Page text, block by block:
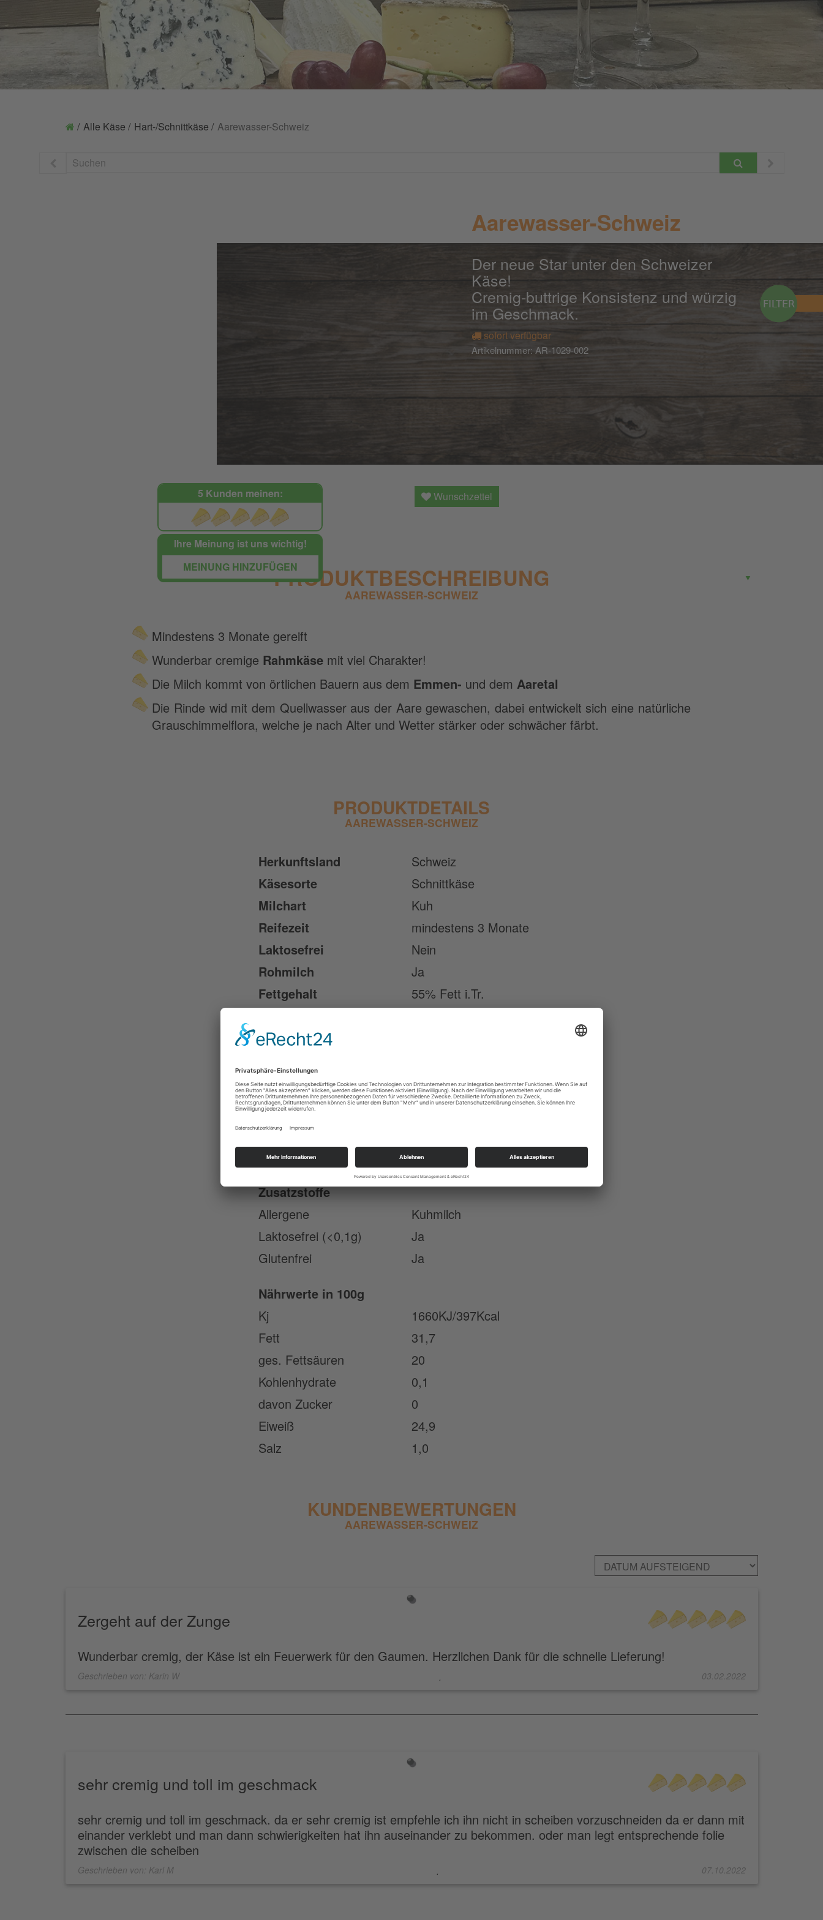
Alle Käse Hart-/Schnittkäse Aarewasser-Schweiz
Aarewasser-Schweiz
Der neue Star unter den Schweizer
Käse!
Cremig-buttrige Konsistenz und würzig
im Geschmack.
sofort verfügbar
Artikelnummer:AR-1029-002
5 Kunden meinen:
Ihre Meinung ist uns wichtig!
MEINUNG HINZUFÜGEN
Wunschzettel
PRODUKTBESCHREIBUNG ▼
AAREWASSER-SCHWEIZ
Mindestens 3 Monate gereift
Wunderbar cremige Rahmkäse mit viel Charakter!
Die Milch kommt von örtlichen Bauern aus dem Emmen- und demAaretal
Die Rinde wid mit dem Quellwasser aus der Aare gewaschen, dabei entwickelt sich eine natürliche
Grauschimmelflora, welche je nach Alter und Wetter stärker oder schwächer färbt.
PRODUKTDETAILS
AAREWASSER-SCHWEIZ
Herkunftsland
Schweiz
Käsesorte
Schnittkäse
Milchart
Kuh
Reifezeit
mindestens 3 Monate
Laktosefrei
Nein
Rohmilch
Ja
Fettgehalt
55% Fett i.Tr.
Rinde zum Verzehr
geeignet
Labart
Tierisches Lab
Zutaten
Kuhrohmilch,
Deklarationspflichtige
Zusatzstoffe
Allergene
Kuhmilch
Laktosefrei (<0,1g)
Ja
Glutenfrei
Ja
Nährwerte in 100g
Kj
1660KJ/397Kcal
Fett
31,7
ges. Fettsäuren
20
Kohlenhydrate
0,1
davon Zucker
0
Eiweiß
24,9
Salz
1,0
KUNDENBEWERTUNGEN
AAREWASSER-SCHWEIZ
Zergeht auf der Zunge
Wunderbar cremig, der Käse ist ein Feuerwerk für den Gaumen. Herzlichen Dank für die schnelle Lieferung!
Geschrieben von: Karin W . 03.02.2022
sehr cremig und toll im geschmack
sehr cremig und toll im geschmack. da er sehr cremig ist empfehle ich ihn nicht in scheiben vorzuschneiden da er dann mit
einander verklebt und man dann schwierigkeiten hat ihn auseinander zu bekommen. oder man legt entsprechende folie
zwischen die scheiben
Geschrieben von: Karl M . 07.10.2022